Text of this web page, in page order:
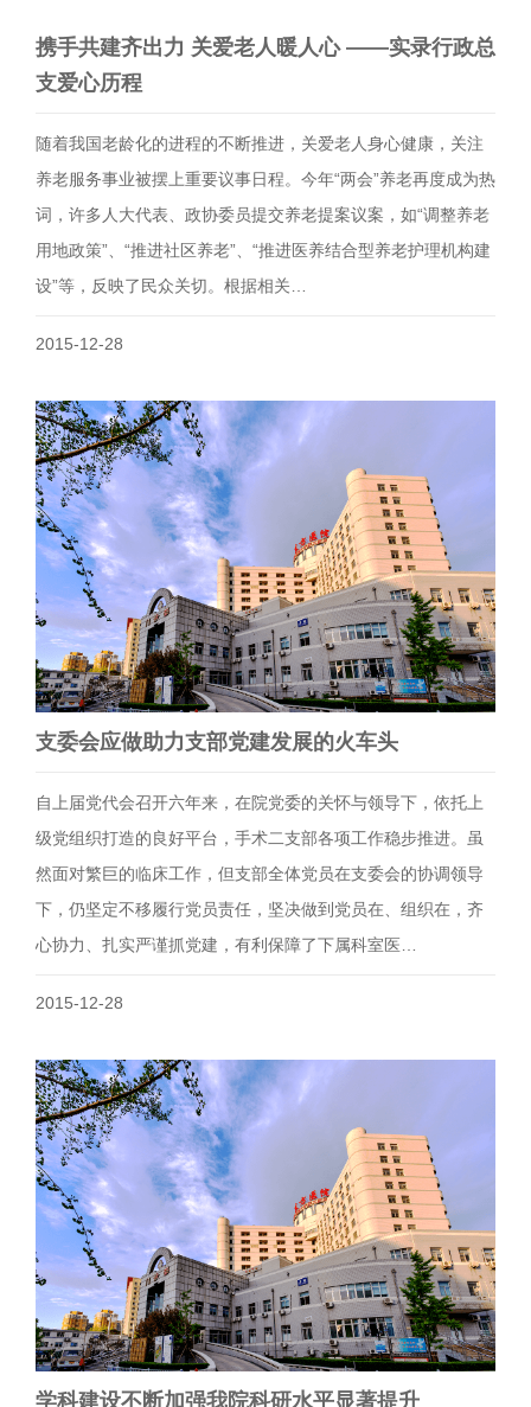
携手共建齐出力 关爱老人暖人心 ——实录行政总
支爱心历程
随着我国老龄化的进程的不断推进，关爱老人身心健康，关注
养老服务事业被摆上重要议事日程。今年“两会”养老再度成为热
词，许多人大代表、政协委员提交养老提案议案，如“调整养老
用地政策”、“推进社区养老”、“推进医养结合型养老护理机构建
设”等，反映了民众关切。根据相关…
2015-12-28
支委会应做助力支部党建发展的火车头
自上届党代会召开六年来，在院党委的关怀与领导下，依托上
级党组织打造的良好平台，手术二支部各项工作稳步推进。虽
然面对繁巨的临床工作，但支部全体党员在支委会的协调领导
下，仍坚定不移履行党员责任，坚决做到党员在、组织在，齐
心协力、扎实严谨抓党建，有利保障了下属科室医…
2015-12-28
学科建设不断加强我院科研水平显著提升